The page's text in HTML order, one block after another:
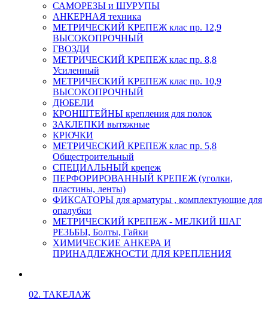
САМОРЕЗЫ и ШУРУПЫ
АНКЕРНАЯ техника
МЕТРИЧЕСКИЙ КРЕПЕЖ клас пр. 12,9
ВЫСОКОПРОЧНЫЙ
ГВОЗДИ
МЕТРИЧЕСКИЙ КРЕПЕЖ клас пр. 8,8
Усиленный
МЕТРИЧЕСКИЙ КРЕПЕЖ клас пр. 10,9
ВЫСОКОПРОЧНЫЙ
ДЮБЕЛИ
КРОНШТЕЙНЫ крепления для полок
ЗАКЛЕПКИ вытяжные
КРЮЧКИ
МЕТРИЧЕСКИЙ КРЕПЕЖ клас пр. 5,8
Общестроительный
СПЕЦИАЛЬНЫЙ крепеж
ПЕРФОРИРОВАННЫЙ КРЕПЕЖ (уголки,
пластины, ленты)
ФИКСАТОРЫ для арматуры , комплектующие для
опалубки
МЕТРИЧЕСКИЙ КРЕПЕЖ - МЕЛКИЙ ШАГ
РЕЗЬБЫ, Болты, Гайки
ХИМИЧЕСКИЕ АНКЕРА И
ПРИНАДЛЕЖНОСТИ ДЛЯ КРЕПЛЕНИЯ
02. ТАКЕЛАЖ